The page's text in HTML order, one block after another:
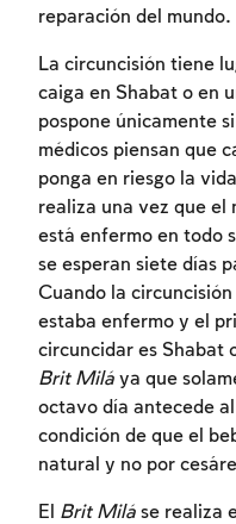
reparación del mundo.
La circuncisión tiene
caiga en Shabat o en
pospone únicamente
médicos piensan que
ponga en riesgo la
realiza una vez que el
está enfermo en todo
se esperan siete días
Cuando la
estaba enfermo y el
circuncidar es Shabat
Brit Milá ya que
octavo día antecede
condición de que el
natural y no por
El Brit Milá se realiza